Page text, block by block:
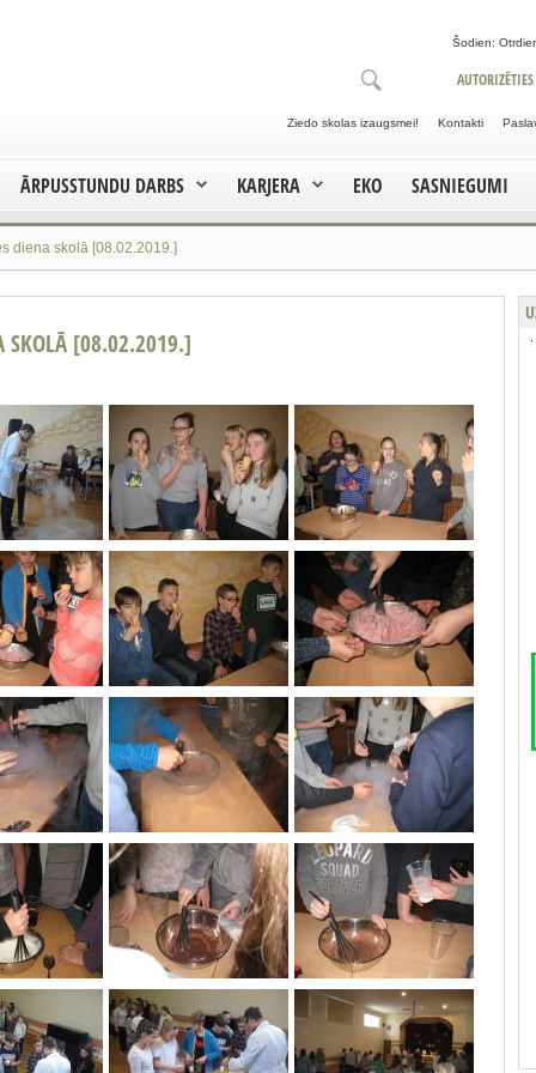
Šodien:
AUTORIZĒTIES
Kontakti
Ziedo skolas izaugsmei!
ĀRPUSSTUNDU DARBS KARJERA EKO SASNIEGUMI
diena skolā [08.02.2019.]
SKOLĀ [08.02.2019.]